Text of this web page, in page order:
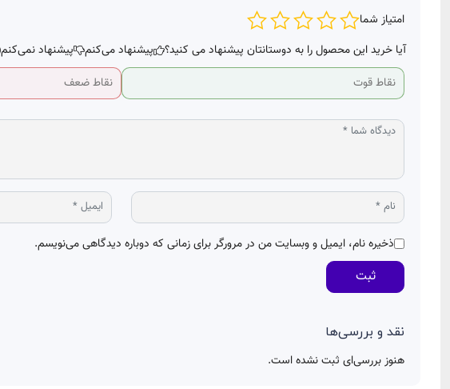
امتیاز شما
آیا خرید این محصول را به دوستانتان پیشنهاد می کنید؟
پیشنهاد می‌کنم پیشنهاد نمی‌کنم
ذخیره نام، ایمیل و وبسایت من در مرورگر برای زمانی که دوباره دیدگاهی می‌نویسم.
ثبت
نقد و بررسی‌ها
هنوز بررسی‌ای ثبت نشده است.